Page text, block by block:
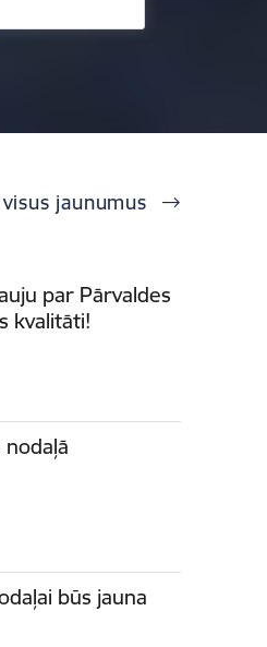
jaunumus
par Pārvaldes
kvalitāti!
nodaļā
būs jauna